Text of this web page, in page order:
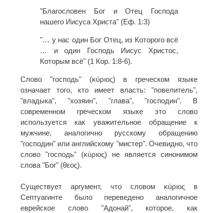
"Благословен Бог и Отец Господа
нашего Иисуса Христа" (Еф. 1:3)
"… у нас один Бог Отец, из Которого всё
… и один Господь Иисус Христос,
Которым всё" (1 Кор. 1:8-6).
Слово "господь" (κύριος) в греческом языке
означает того, кто имеет власть: "повелитель",
"владыка", "хозяин", "глава", "господин". В
современном греческом языке это слово
используется как уважительное обращение к
мужчине, аналогично русскому обращению
"господин" или английскому "мистер". Очевидно, что
слово "господь" (κύριος) не является синонимом
слова "Бог" (θεος).
Существует аргумент, что словом κύριος в
Септуагинте было переведено аналогичное
еврейское слово "Адонай", которое, как